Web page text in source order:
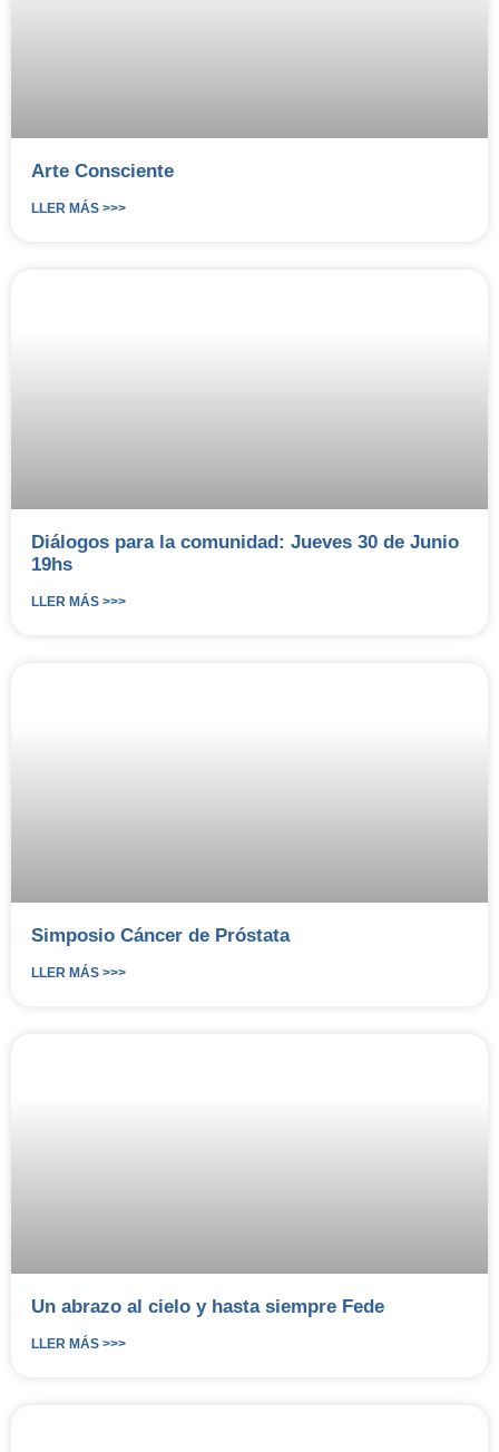
Arte Consciente
LLER MÁS >>>
Diálogos para la comunidad: Jueves 30 de Junio
19hs
LLER MÁS >>>
Simposio Cáncer de Próstata
LLER MÁS >>>
Un abrazo al cielo y hasta siempre Fede
LLER MÁS >>>